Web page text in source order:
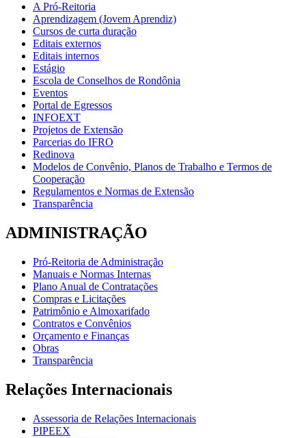
A Pró-Reitoria
Aprendizagem (Jovem Aprendiz)
Cursos de curta duração
Editais externos
Editais internos
Estágio
Escola de Conselhos de Rondônia
Eventos
Portal de Egressos
INFOEXT
Projetos de Extensão
Parcerias do IFRO
Redinova
Modelos de Convênio, Planos de Trabalho e Termos de
Cooperação
Regulamentos e Normas de Extensão
Transparência
ADMINISTRAÇÃO
Pró-Reitoria de Administração
Manuais e Normas Internas
Plano Anual de Contratações
Compras e Licitações
Patrimônio e Almoxarifado
Contratos e Convênios
Orçamento e Finanças
Obras
Transparência
Relações Internacionais
Assessoria de Relações Internacionais
PIPEEX